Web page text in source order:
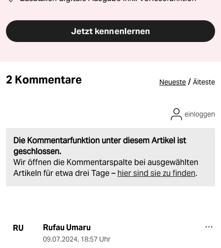
Jetzt kennenlernen
2 Kommentare Neueste / Älteste
Die Kommentarfunktion unter diesem Artikel ist
geschlossen.
Wir öffnen die Kommentarspalte bei ausgewählten
Artikeln für etwa drei Tage – hier sind sie zu finden.
einloggen
RU Rufau Umaru
09.07.2024, 18:57 Uhr